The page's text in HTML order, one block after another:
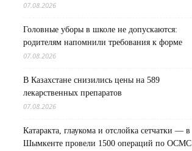
07.08.2026
Головные уборы в школе не допускаются:
родителям напомнили требования к форме
07.08.2026
В Казахстане снизились цены на 589
лекарственных препаратов
07.08.2026
Катаракта, глаукома и отслойка сетчатки — в
Шымкенте провели 1500 операций по ОСМС